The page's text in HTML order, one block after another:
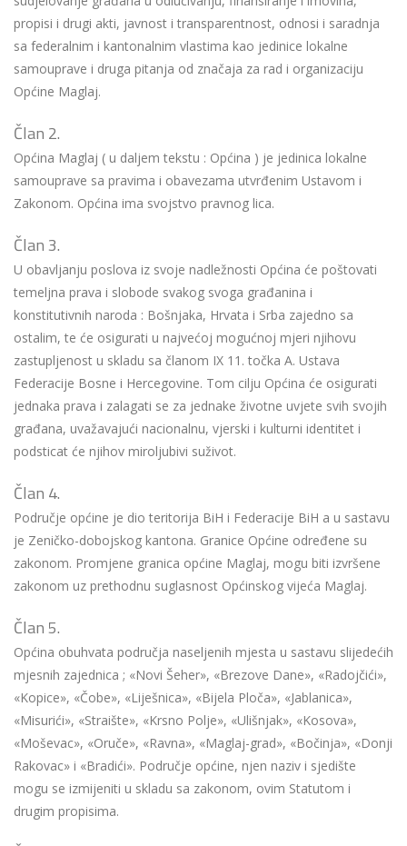
propisi i drugi akti, javnost i transparentnost, odnosi i saradnja
sa federalnim i kantonalnim vlastima kao jedinice lokalne
samouprave i druga pitanja od značaja za rad i organizaciju
Općine Maglaj.
Član 2.
Općina Maglaj ( u daljem tekstu : Općina ) je jedinica lokalne
samouprave sa pravima i obavezama utvrđenim Ustavom i
Zakonom. Općina ima svojstvo pravnog lica.
Član 3.
U obavljanju poslova iz svoje nadležnosti Općina će poštovati
temeljna prava i slobode svakog svoga građanina i
konstitutivnih naroda : Bošnjaka, Hrvata i Srba zajedno sa
ostalim, te će osigurati u najvećoj mogućnoj mjeri njihovu
zastupljenost u skladu sa članom IX 11. točka A. Ustava
Federacije Bosne i Hercegovine. Tom cilju Općina će osigurati
jednaka prava i zalagati se za jednake životne uvjete svih svojih
građana, uvažavajući nacionalnu, vjerski i kulturni identitet i
podsticat će njihov miroljubivi suživot.
Član 4.
Područje općine je dio teritorija BiH i Federacije BiH a u sastavu
je Zeničko-dobojskog kantona. Granice Općine određene su
zakonom. Promjene granica općine Maglaj, mogu biti izvršene
zakonom uz prethodnu suglasnost Općinskog vijeća Maglaj.
Član 5.
Općina obuhvata područja naseljenih mjesta u sastavu slijedećih
mjesnih zajednica ; «Novi Šeher», «Brezove Dane», «Radojčići»,
«Kopice», «Čobe», «Liješnica», «Bijela Ploča», «Jablanica»,
«Misurići», «Straište», «Krsno Polje», «Ulišnjak», «Kosova»,
«Moševac», «Oruče», «Ravna», «Maglaj-grad», «Bočinja», «Donji
Rakovac» i «Bradići». Područje općine, njen naziv i sjedište
mogu se izmijeniti u skladu sa zakonom, ovim Statutom i
drugim propisima.